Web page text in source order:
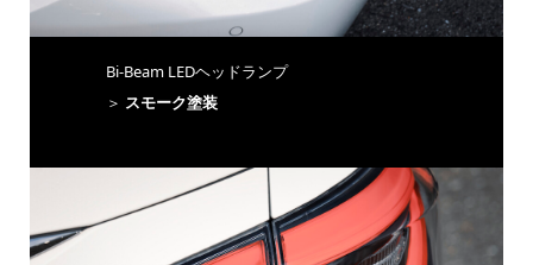
Bi-Beam LEDヘッドランプ
＞ スモーク塗装